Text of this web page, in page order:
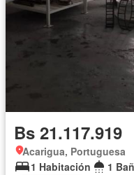
Bs 21.117.919
Acarigua, Portuguesa
1 Habitación
1